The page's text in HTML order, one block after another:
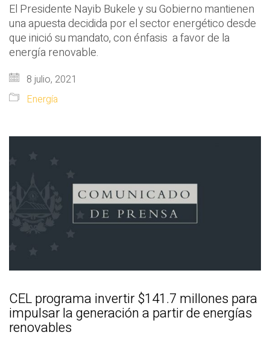
El Presidente Nayib Bukele y su Gobierno mantienen
una apuesta decidida por el sector energético desde
que inició su mandato, con énfasis a favor de la
energía renovable.
8 julio, 2021
Energía
CEL programa invertir $141.7 millones para
impulsar la generación a partir de energías
renovables